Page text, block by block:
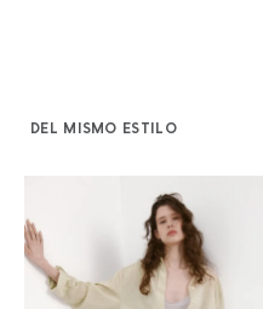
DEL MISMO ESTILO